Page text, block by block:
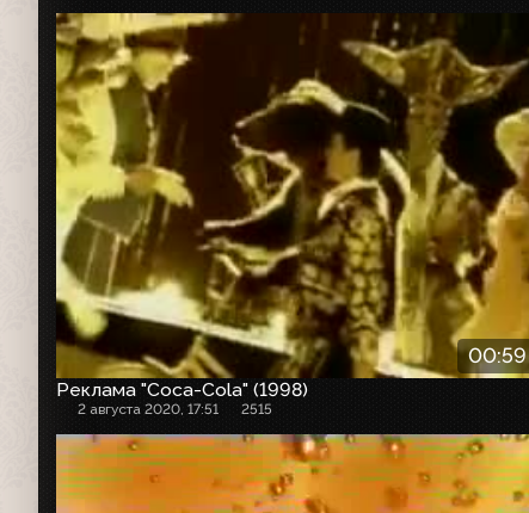
00:59
Реклама "Coca-Cola" (1998)
2 августа 2020, 17:51 2515
Рекламный ролик
Рекламный ролик